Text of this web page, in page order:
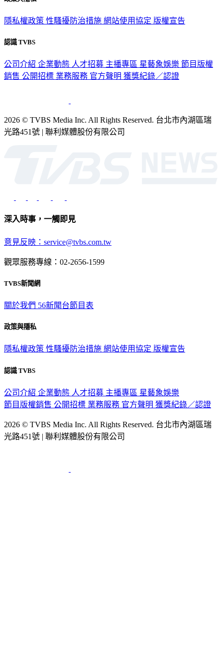
隱私權政策 性騷擾防治措施 網站使用協定 版權宣告
認識 TVBS
公司介紹 企業動態 人才招募 主播專區 星藝象娛樂 節目版權
銷售 公開招標 業務服務 官方聲明 獲獎紀錄／認證
2026 © TVBS Media Inc. All Rights Reserved. 台北市內湖區瑞
光路451號 | 聯利媒體股份有限公司
深入時事，一觸即見
意見反映：service@tvbs.com.tw
觀眾服務專線：02-2656-1599
TVBS新聞網
關於我們 56新聞台節目表
政策與隱私
隱私權政策 性騷擾防治措施 網站使用協定 版權宣告
認識 TVBS
公司介紹 企業動態 人才招募 主播專區 星藝象娛樂
節目版權銷售 公開招標 業務服務 官方聲明 獲獎紀錄／認證
2026 © TVBS Media Inc. All Rights Reserved. 台北市內湖區瑞
光路451號 | 聯利媒體股份有限公司